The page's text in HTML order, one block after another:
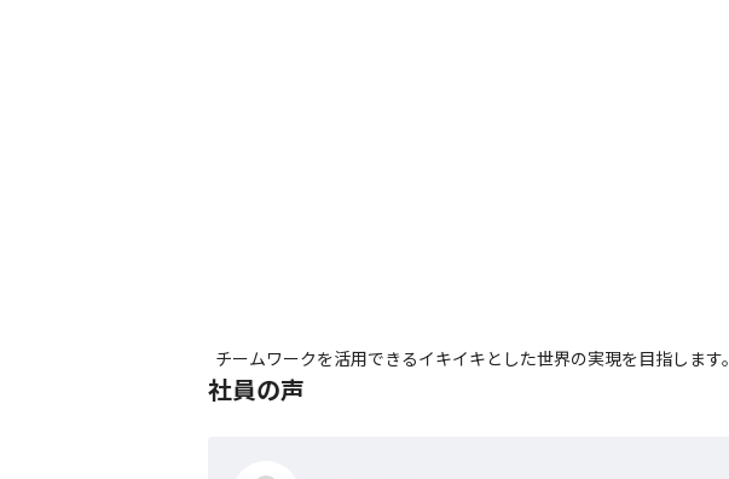
チームワークを活用できるイキイキとした世界の実現を目指します。
社員の声